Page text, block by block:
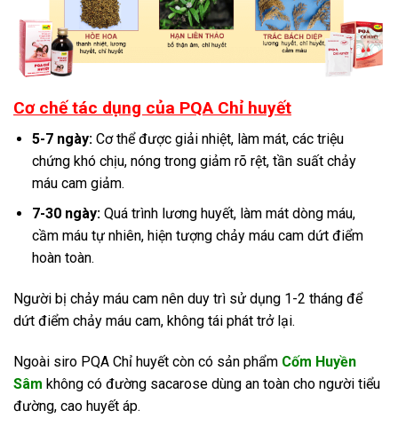
Cơ chế tác dụng của PQA Chỉ huyết
5-7 ngày:Cơ thể được giải nhiệt, làm mát, các triệu
chứng khó chịu, nóng trong giảm rõ rệt, tần suất chảy
máu cam giảm.
7-30 ngày:Quá trình lương huyết, làm mát dòng máu,
cầm máu tự nhiên, hiện tượng chảy máu cam dứt điểm
hoàn toàn.
Người bị chảy máu cam nên duy trì sử dụng 1-2 tháng để
dứt điểm chảy máu cam, không tái phát trở lại.
Ngoài siro PQA Chỉ huyết còn có sản phẩm Cốm Huyền
Sâm không có đường sacarose dùng an toàn cho người tiểu
đường, cao huyết áp.